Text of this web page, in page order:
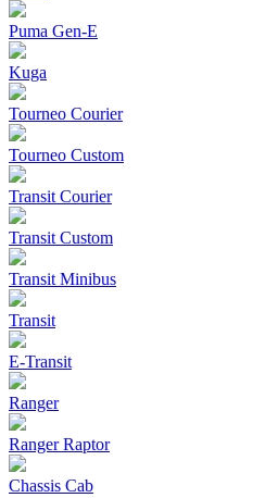
Puma Gen‑E
Kuga
Tourneo Courier
Tourneo Custom
Transit Courier
Transit Custom
Transit Minibus
Transit
E-Transit
Ranger
Ranger Raptor
Chassis Cab